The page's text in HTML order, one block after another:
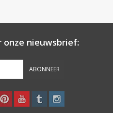
onze nieuwsbrief:
ABONNEER